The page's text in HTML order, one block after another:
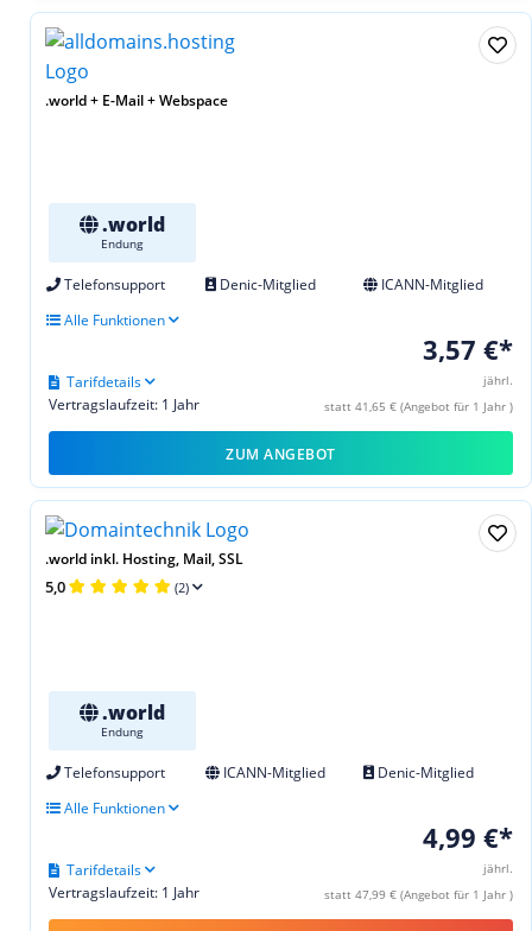
.world + E-Mail + Webspace
.world
Endung
Telefonsupport Denic-Mitglied
ICANN-Mitglied
Alle Funktionen
3,57 €*
jährl.
statt 41,65 € (Angebot für 1 Jahr )
Vertragslaufzeit: 1 Jahr
Tarifdetails
ZUM ANGEBOT
.world inkl. Hosting, Mail, SSL
5,0 (2)
.world
Endung
Telefonsupport ICANN-Mitglied
Denic-Mitglied
Alle Funktionen
4,99 €*
jährl.
statt 47,99 € (Angebot für 1 Jahr )
Vertragslaufzeit: 1 Jahr
Tarifdetails